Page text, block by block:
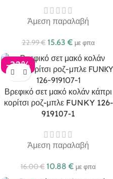
Άμεση παραλαβή
22.99€ 15.63 € με φπα
-32%
Βρεφικό σετ μακό κολάν κάπρι
κορίτσι ροζ-μπλε FUNKY 126-
919107-1
Άμεση παραλαβή
16.00€ 10.88 € με φπα